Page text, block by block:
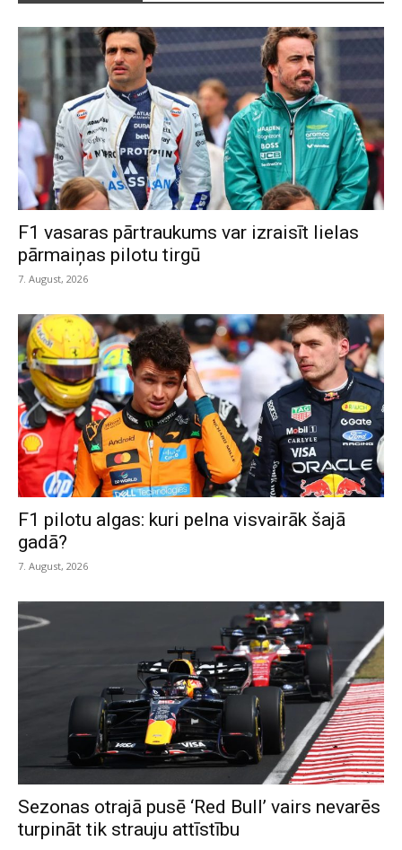
F1 vasaras pārtraukums var izraisīt lielas
pārmaiņas pilotu tirgū
7. August, 2026
F1 pilotu algas: kuri pelna visvairāk šajā
gadā?
7. August, 2026
Sezonas otrajā pusē ‘Red Bull’ vairs nevarēs
turpināt tik strauju attīstību